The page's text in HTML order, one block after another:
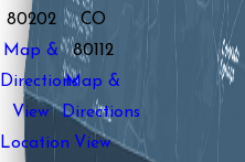
80202
Map &
Directions
View
Location
CO
80112
Map &
Directions
View